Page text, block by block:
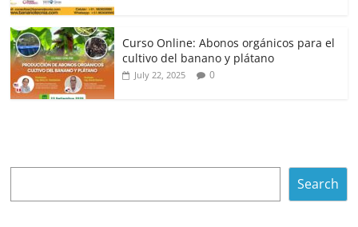
Curso Online: Abonos orgánicos para el
cultivo del banano y plátano
July 22, 2025 0
Search